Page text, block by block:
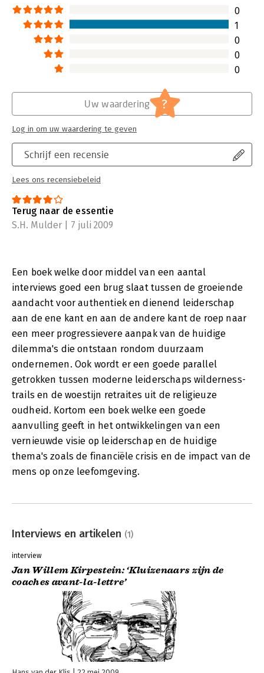
0
1
0
0
0
Schrijf een recensie
Lees ons recensiebeleid
Uw waardering ?
Log in om uw waardering te geven
Terug naar de essentie
S.H. Mulder | 7 juli 2009
Een boek welke door middel van een aantal
interviews goed een brug slaat tussen de groeiende
aandacht voor authentiek en dienend leiderschap
aan de ene kant en aan de andere kant de roep naar
een meer progressievere aanpak van de huidige
dilemma's die ontstaan rondom duurzaam
ondernemen. Ook wordt er een goede parallel
getrokken tussen moderne leiderschaps wilderness-
trails en de woestijn retraites uit de religieuze
oudheid. Kortom een boek welke een goede
aanvulling geeft in het ontwikkelingen van een
vernieuwde visie op leiderschap en de huidige
thema's zoals de financiële crisis en de impact van de
mens op onze leefomgeving.
Interviews en artikelen (1)
interview
Jan Willem Kirpestein: ‘Kluizenaars zijn de
coaches avant-la-lettre’